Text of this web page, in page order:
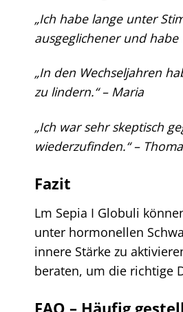
„Ich habe lange unter
ausgeglichener und habe
„In den Wechseljahren
zu lindern.“ – Maria
„Ich war sehr skeptisch
wiederzufinden.“ –
Fazit
Lm Sepia I Globuli
unter hormonellen
innere Stärke zu
beraten, um die richtige